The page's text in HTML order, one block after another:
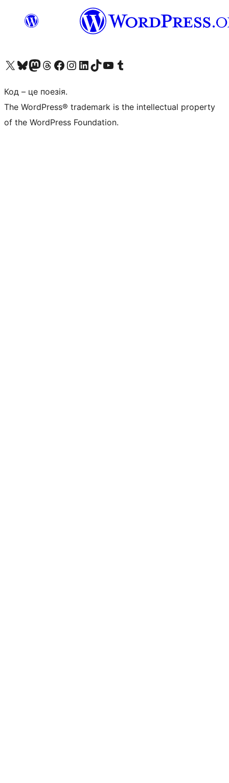
Visit our X (formerly Twitter) account
Visit our Bluesky account
Завітайте до нашої стрічки в Mastodon
Visit our Threads account
Завітайте на нашу сторінку в Facebook
Visit our Instagram account
Visit our LinkedIn account
Visit our TikTok account
Visit our YouTube channel
Visit our Tumblr account
Код – це поезія.
The WordPress® trademark is the intellectual property
of the WordPress Foundation.